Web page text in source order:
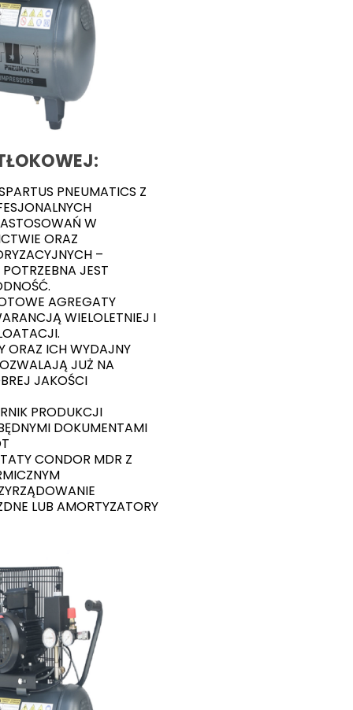
PNEUMATICS Z
W
ORAZ
–
JEST
AGREGATY
WIELOLETNIEJ I
ORAZ ICH WYDAJNY
JUŻ NA
JAKOŚCI
PRODUKCJI
DOKUMENTAMI
CONDOR MDR Z
LUB AMORTYZATORY